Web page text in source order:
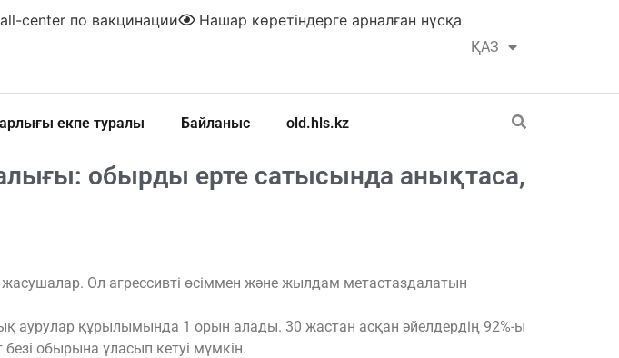
ҚАЗ
РУС
Нашар көретіндерге арналған нұсқа
center по вакцинации
екпе туралы Байланыс old.hls.kz
обырды ерте сатысында анықтаса,
жасушалар. Ол агрессивті өсіммен және жылдам метастаздалатын
аурулар құрылымында 1 орын алады. 30 жастан асқан әйелдердің 92%-ы
обырына ұласып кетуі мүмкін.